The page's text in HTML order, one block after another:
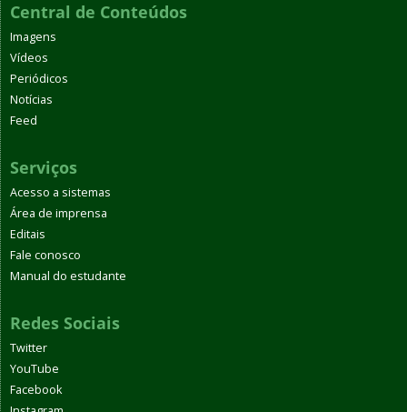
Central de Conteúdos
Imagens
Vídeos
Periódicos
Notícias
Feed
Serviços
Acesso a sistemas
Área de imprensa
Editais
Fale conosco
Manual do estudante
Redes Sociais
Twitter
YouTube
Facebook